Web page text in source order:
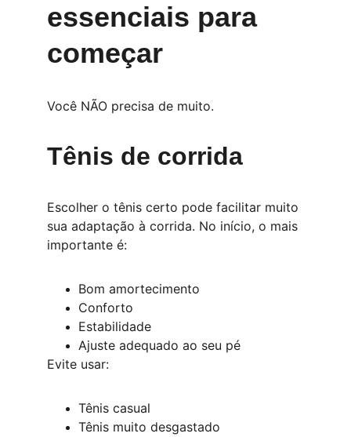
essenciais para
começar
Você NÃO precisa de muito.
Tênis de corrida
Escolher o tênis certo pode facilitar muito
sua adaptação à corrida. No início, o mais
importante é:
Bom amortecimento
Conforto
Estabilidade
Ajuste adequado ao seu pé
Evite usar:
Tênis casual
Tênis muito desgastado